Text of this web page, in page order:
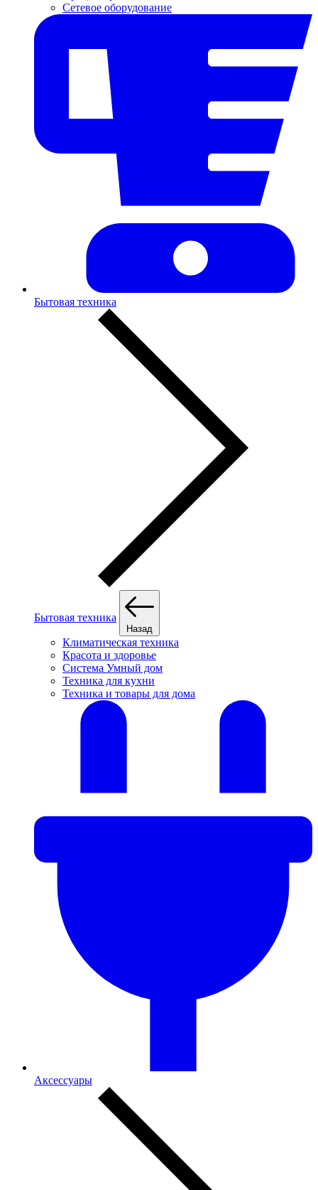
Сетевое оборудование
Бытовая техника
Бытовая техника
Назад
Климатическая техника
Красота и здоровье
Система Умный дом
Техника для кухни
Техника и товары для дома
Аксессуары